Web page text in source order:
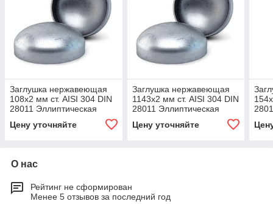
Заглушка нержавеющая
108х2 мм ст. AISI 304 DIN
28011 Эллиптическая
Цену уточняйте
Заглушка нержавеющая
1143х2 мм ст. AISI 304 DIN
28011 Эллиптическая
Цену уточняйте
О нас
Рейтинг не сформирован
Менее 5 отзывов за последний год